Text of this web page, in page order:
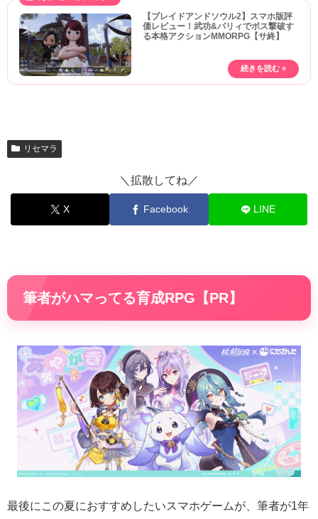
【ブレイドアンドソウル2】スマホ版評
価レビュー！武功&パリィでボス撃破す
る本格アクションMMORPG【サ終】
リセマラ
＼拡散してね／
X Facebook LINE
筆者がハマってる育成RPG【PR】
最後にこの夏におすすめしたいスマホゲームが、筆者が1年